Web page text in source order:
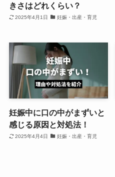
きさはどれくらい？
2025年4月1日 妊娠・出産・育児
妊娠中に口の中がまずいと
感じる原因と対処法！
2025年4月4日 妊娠・出産・育児